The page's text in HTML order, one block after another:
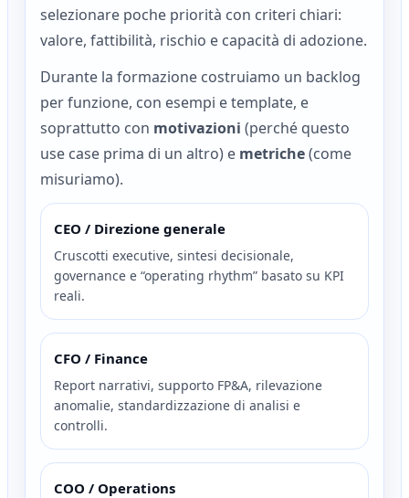
selezionare poche priorità con criteri chiari:
valore, fattibilità, rischio e capacità di adozione.
Durante la formazione costruiamo un backlog
per funzione, con esempi e template, e
soprattutto con motivazioni (perché questo
use case prima di un altro) e metriche(come
misuriamo).
CEO / Direzione generale
Cruscotti executive, sintesi decisionale,
governance e “operating rhythm” basato su KPI
reali.
CFO / Finance
Report narrativi, supporto FP&A, rilevazione
anomalie, standardizzazione di analisi e
controlli.
COO / Operations